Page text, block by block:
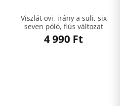
Viszlát ovi, irány a suli, six
seven póló, fiús változat
4 990 Ft